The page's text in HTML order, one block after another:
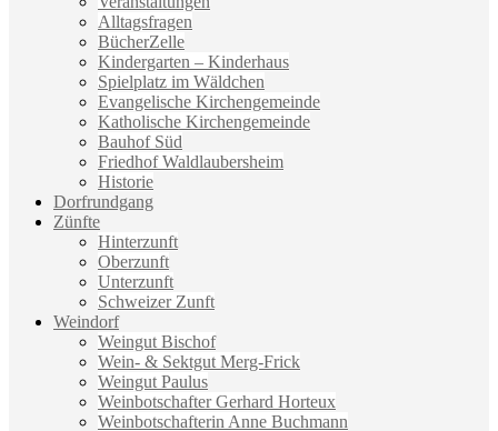
Alltagsfragen
BücherZelle
Kindergarten – Kinderhaus
Spielplatz im Wäldchen
Evangelische Kirchengemeinde
Katholische Kirchengemeinde
Bauhof Süd
Friedhof Waldlaubersheim
Historie
Dorfrundgang
Zünfte
Hinterzunft
Oberzunft
Unterzunft
Schweizer Zunft
Weindorf
Weingut Bischof
Wein- & Sektgut Merg-Frick
Weingut Paulus
Weinbotschafter Gerhard Horteux
Weinbotschafterin Anne Buchmann